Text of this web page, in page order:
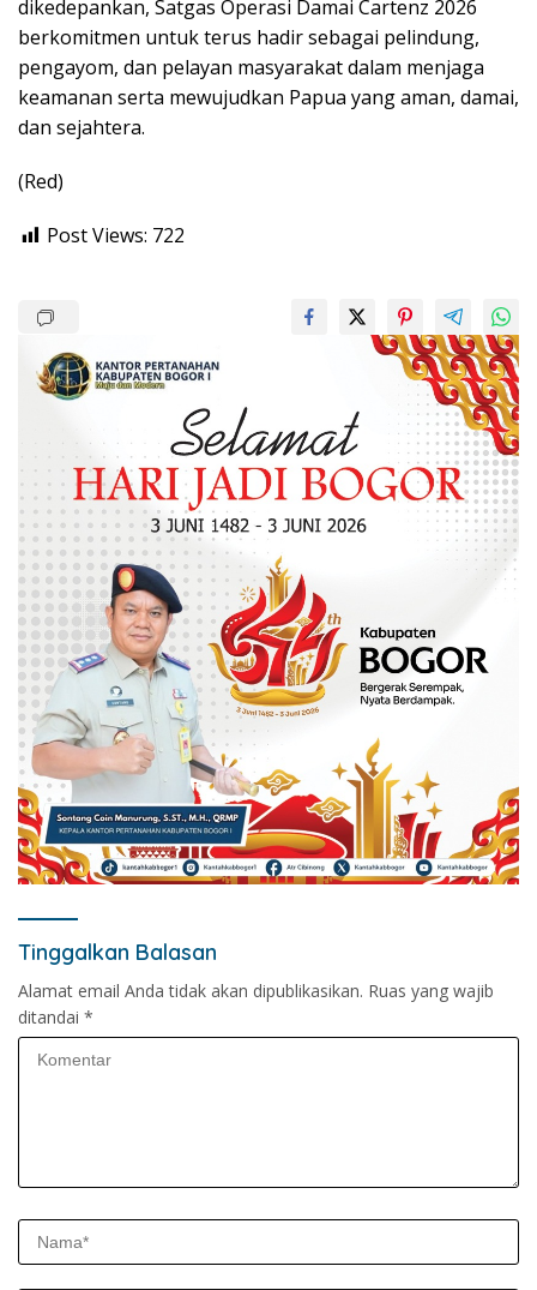
dikedepankan, Satgas Operasi Damai Cartenz 2026
berkomitmen untuk terus hadir sebagai pelindung,
pengayom, dan pelayan masyarakat dalam menjaga
keamanan serta mewujudkan Papua yang aman, damai,
dan sejahtera.
(Red)
Post Views: 722
Tinggalkan Balasan
Alamat email Anda tidak akan dipublikasikan. Ruas yang wajib
ditandai *